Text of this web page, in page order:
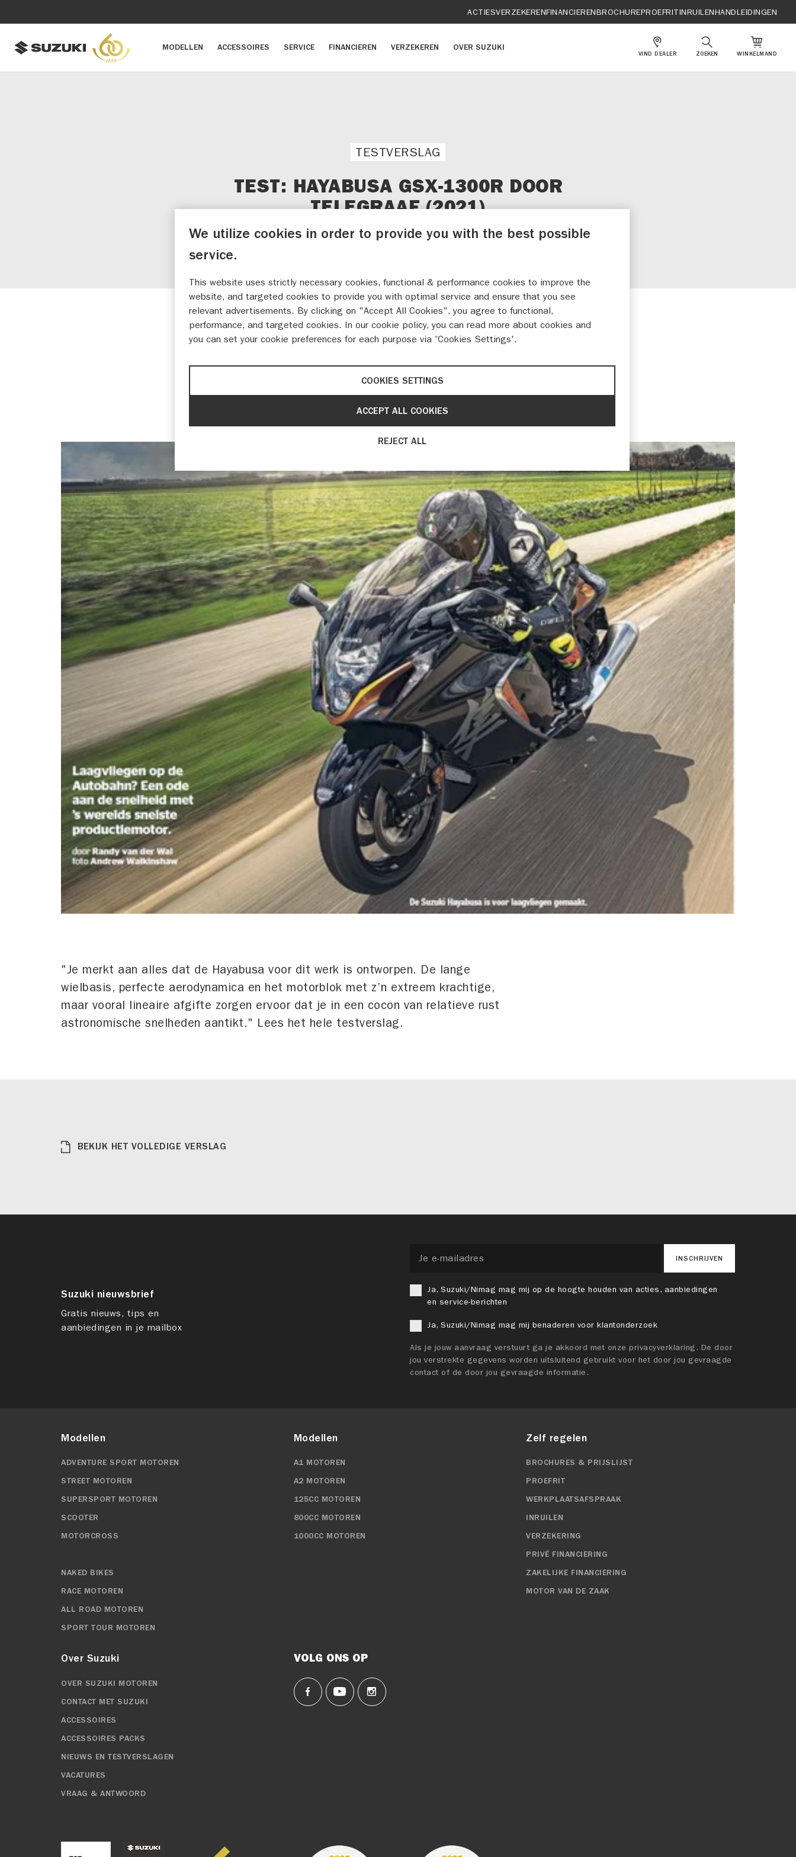
ACTIESVERZEKERENFINANCIERENBROCHUREPROEFRITINRUILENHANDLEIDINGEN
MODELLEN ACCESSOIRES SERVICE FINANCIEREN VERZEKEREN OVER SUZUKI
VIND DEALER ZOEKEN WINKELMAND
TESTVERSLAG
TEST: HAYABUSA GSX-1300R DOOR
TELEGRAAF (2021)
Motoren Nieuws Test: Hayabusa GSX-1300R door Telegraaf (2021)
"Je merkt aan alles dat de Hayabusa voor dit werk is ontworpen. De lange
wielbasis, perfecte aerodynamica en het motorblok met z’n extreem krachtige,
maar vooral lineaire afgifte zorgen ervoor dat je in een cocon van relatieve rust
astronomische snelheden aantikt." Lees het hele testverslag.
BEKIJK HET VOLLEDIGE VERSLAG
Suzuki nieuwsbrief
Gratis nieuws, tips en
aanbiedingen in je mailbox
INSCHRIJVEN
Ja, Suzuki/Nimag mag mij op de hoogte houden van acties, aanbiedingen
en service-berichten
Ja, Suzuki/Nimag mag mij benaderen voor klantonderzoek
Als je jouw aanvraag verstuurt ga je akkoord met onze privacyverklaring. De door
jou verstrekte gegevens worden uitsluitend gebruikt voor het door jou gevraagde
contact of de door jou gevraagde informatie.
Modellen
ADVENTURE SPORT MOTOREN
STREET MOTOREN
SUPERSPORT MOTOREN
SCOOTER
MOTORCROSS
NAKED BIKES
RACE MOTOREN
ALL ROAD MOTOREN
SPORT TOUR MOTOREN
Modellen
A1 MOTOREN
A2 MOTOREN
125CC MOTOREN
800CC MOTOREN
1000CC MOTOREN
Zelf regelen
BROCHURES & PRIJSLIJST
PROEFRIT
WERKPLAATSAFSPRAAK
INRUILEN
VERZEKERING
PRIVÉ FINANCIERING
ZAKELIJKE FINANCIERING
MOTOR VAN DE ZAAK
Over Suzuki
OVER SUZUKI MOTOREN
CONTACT MET SUZUKI
ACCESSOIRES
ACCESSOIRES PACKS
NIEUWS EN TESTVERSLAGEN
VACATURES
VRAAG & ANTWOORD
VOLG ONS OP
We utilize cookies in order to provide you with the best possible
service.
This website uses strictly necessary cookies, functional & performance cookies to improve the
website, and targeted cookies to provide you with optimal service and ensure that you see
relevant advertisements. By clicking on "Accept All Cookies", you agree to functional,
performance, and targeted cookies. In our cookie policy, you can read more about cookies and
you can set your cookie preferences for each purpose via 'Cookies Settings'.
COOKIES SETTINGS
REJECT ALL
ACCEPT ALL COOKIES